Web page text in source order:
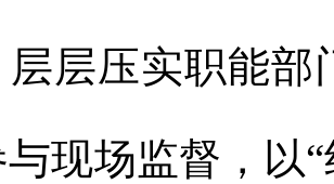
层压实职能部
与现场监督，以